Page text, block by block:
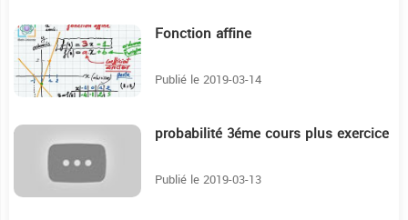
15:46 Fonction affine
Publié le 2019-03-14
probabilité 3éme cours plus exercice
Publié le 2019-03-13